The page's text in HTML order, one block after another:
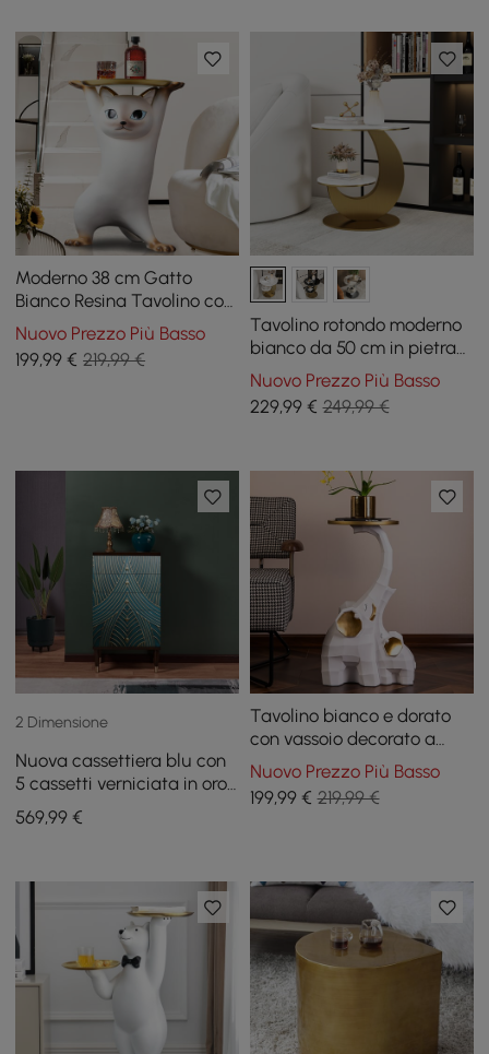
Moderno 38 cm Gatto
Bianco Resina Tavolino con
Vassoio Superiore Dorato
Nuovo Prezzo Più Basso
199,99 € 219,99 €
Tavolino rotondo moderno
bianco da 50 cm in pietra
sinterizzata a 2 livelli
Nuovo Prezzo Più Basso
229,99€ 249,99 €
2 Dimensione
Nuova cassettiera blu con
5 cassetti verniciata in oro
di grandi dimensioni
569,99 €
Tavolino bianco e dorato
con vassoio decorato a
forma di elefante
Nuovo Prezzo Più Basso
199,99€ 219,99 €